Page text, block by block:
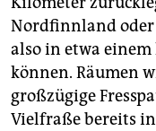
Nordfinnland oder
also in etwa
können. Räumen
großzügige
Vielfraße bereits